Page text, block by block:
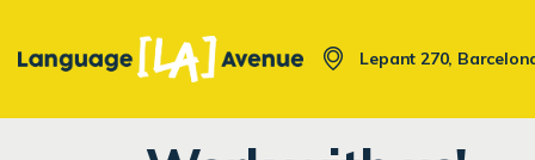
contenido
Lepant 270,